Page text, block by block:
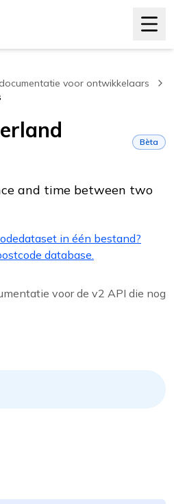
voor ontwikkelaars
Bèta
and time between two
in één bestand?
database.
voor de v2 API die nog